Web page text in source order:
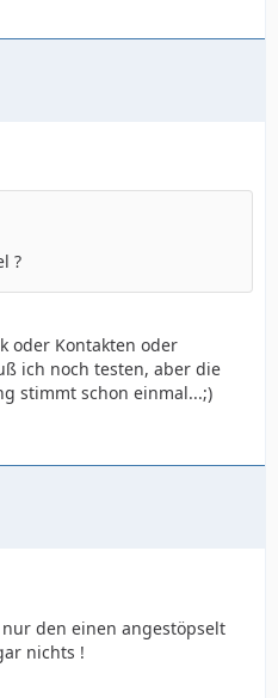
?
oder Kontakten oder
ich noch testen, aber die
stimmt schon einmal...;)
den einen angestöpselt
nichts !